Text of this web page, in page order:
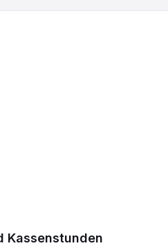
Kassenstunden